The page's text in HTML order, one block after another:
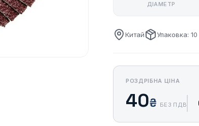
ДІАМЕТР
Китай Упаковка:
РОЗДРІБНА ЦІНА
40₴ БЕЗ ПДВ